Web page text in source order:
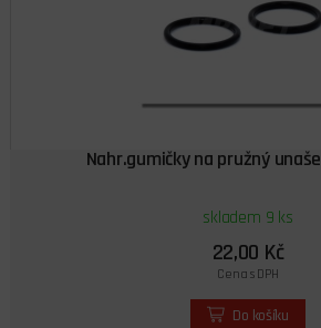
Nahr.gumičky na pružný
skladem 9 ks
22,00 Kč
Cena s DPH
Do košíku